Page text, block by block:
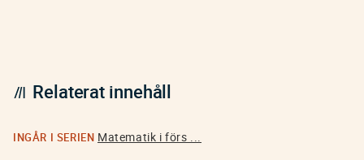
Relaterat innehåll
INGÅR I SERIEN Matematik i förs ...